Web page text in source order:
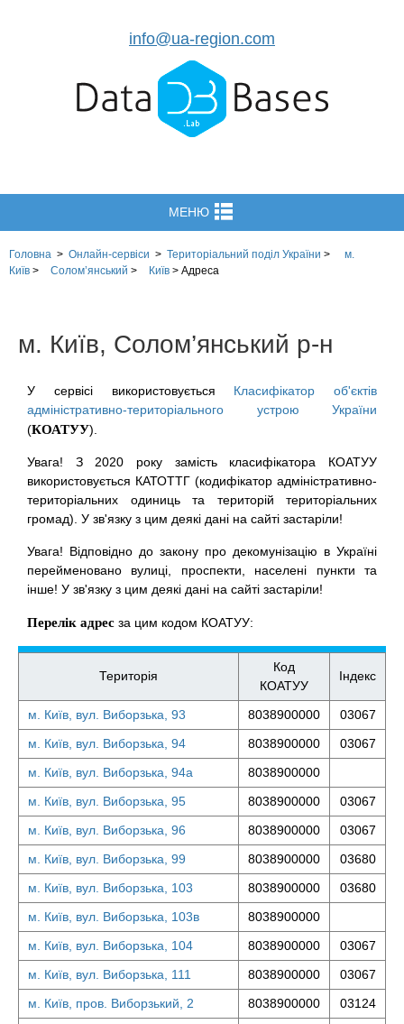
info@ua-region.com
МЕНЮ
Головна > Онлайн-сервіси > Територіальний поділ України >
м.
Київ > Солом’янський > Київ > Адреса
м. Київ, Солом’янський р-н
У сервісі використовується Класифікатор об'єктів
адміністративно-територіального устрою України
(КОАТУУ).
Увага! З 2020 року замість класифікатора КОАТУУ
використовується КАТОТТГ (кодифікатор адміністративно-
територіальних одиниць та територій територіальних
громад). У зв'язку з цим деякі дані на сайті застаріли!
Увага! Відповідно до закону про декомунізацію в Україні
перейменовано вулиці, проспекти, населені пункти та
інше! У зв'язку з цим деякі дані на сайті застаріли!
Перелік адрес за цим кодом КОАТУУ:
Територія
Код
КОАТУУ
Індекс
м. Київ, вул. Виборзька, 93 8038900000
03067
м. Київ, вул. Виборзька, 94
8038900000
03067
м. Київ, вул. Виборзька, 94а
8038900000
м. Київ, вул. Виборзька, 95
8038900000
03067
м. Київ, вул. Виборзька, 96
8038900000
03067
м. Київ, вул. Виборзька, 99
8038900000
03680
м. Київ, вул. Виборзька, 103
8038900000
03680
м. Київ, вул. Виборзька, 103в
8038900000
м. Київ, вул. Виборзька, 104
8038900000
03067
м. Київ, вул. Виборзька, 111
8038900000
03067
м. Київ, пров. Виборзький, 2
8038900000
03124